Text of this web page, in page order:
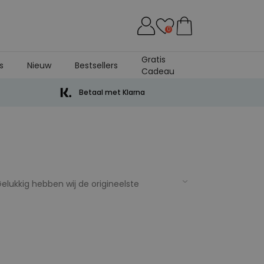
0
Nieuw Bestsellers
Gratis
Cadeau
Betaal met Klarna
hebben wij de origineelste
of gewoon zomaar. Is hij een
leuks. Onze cadeautip is een
aan moeten voldoen. Zoek je
gadgets vind je gegarandeerd